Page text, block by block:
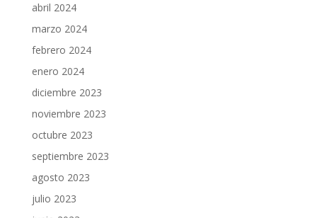
abril 2024
marzo 2024
febrero 2024
enero 2024
diciembre 2023
noviembre 2023
octubre 2023
septiembre 2023
agosto 2023
julio 2023